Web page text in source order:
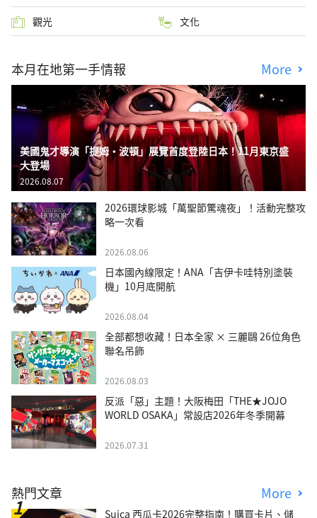
觀光 文化
本月在地第一手情報 More
美國鬼才導演「提姆・波頓」展覽首度登陸日本！11月東京盛
大登場
2026.08.07
2026環球影城「萬聖節驚魂夜」！活動完整攻
略一次看
2026.08.06
日本國內線限定！ANA「吉伊卡哇特別塗裝
機」10月底開航
2026.08.04
全部都想收藏！日本全家 × 三麗鷗 26位角色
聯名吊飾
2026.08.03
反派「惡」主題！大阪梅田「THE★JOJO
WORLD OSAKA」常設店2026年冬季開幕
2026.07.31
熱門文章 More
Suica 西瓜卡2026完整指南！購買卡片、儲